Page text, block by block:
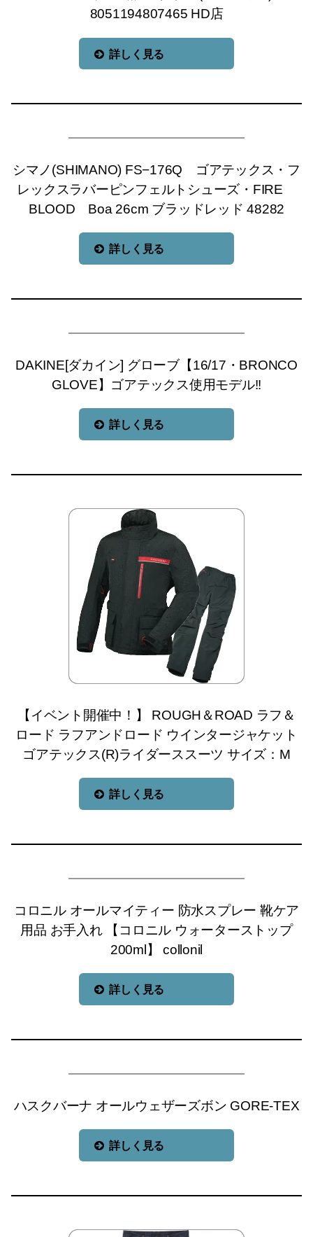
8051194807465 HD店
詳しく見る
シマノ(SHIMANO) FS−176Q ゴアテックス・フ
レックスラバーピンフェルトシューズ・FIRE
BLOOD Boa 26cm ブラッドレッド 48282
詳しく見る
DAKINE[ダカイン] グローブ【16/17・BRONCO
GLOVE】ゴアテックス使用モデル!!
詳しく見る
【イベント開催中！】 ROUGH＆ROAD ラフ＆
ロード ラフアンドロード ウインタージャケット
ゴアテックス(R)ライダーススーツ サイズ：M
詳しく見る
コロニル オールマイティー 防水スプレー 靴ケア
用品 お手入れ 【コロニル ウォーターストップ
200ml】 collonil
詳しく見る
ハスクバーナ オールウェザーズボン GORE-TEX
詳しく見る